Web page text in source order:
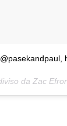
da Zac